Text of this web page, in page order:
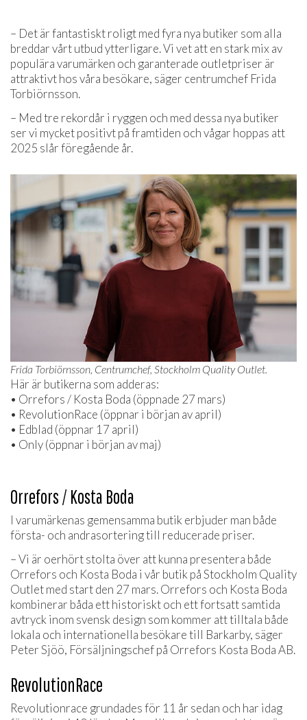
– Det är fantastiskt roligt med fyra nya butiker som alla
breddar vårt utbud ytterligare. Vi vet att en stark mix av
populära varumärken och garanterade outletpriser är
attraktivt hos våra besökare, säger centrumchef Frida
Torbiörnsson.
– Med tre rekordår i ryggen och med dessa nya butiker
ser vi mycket positivt på framtiden och vågar hoppas att
2025 slår föregående år.
Frida Torbiörnsson, Centrumchef, Stockholm Quality Outlet.
Här är butikerna som adderas:
• Orrefors / Kosta Boda (öppnade 27 mars)
• RevolutionRace (öppnar i början av april)
• Edblad (öppnar 17 april)
• Only (öppnar i början av maj)
Orrefors / Kosta Boda
I varumärkenas gemensamma butik erbjuder man både
första- och andrasortering till reducerade priser.
– Vi är oerhört stolta över att kunna presentera både
Orrefors och Kosta Boda i vår butik på Stockholm Quality
Outlet med start den 27 mars. Orrefors och Kosta Boda
kombinerar båda ett historiskt och ett fortsatt samtida
avtryck inom svensk design som kommer att tilltala både
lokala och internationella besökare till Barkarby, säger
Peter Sjöö, Försäljningschef på Orrefors Kosta Boda AB.
RevolutionRace
Revolutionrace grundades för 11 år sedan och har idag